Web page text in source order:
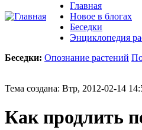
Главная
Новое в блогах
Беседки
Энциклопедия
Беседки: Опознание растений
Тема создана: Втр, 2012-02-14
Как продлить